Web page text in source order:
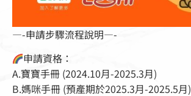
—-申請步驟流程說明—-
申請資格：
A.寶寶手冊 (2024.10月-2025.3月)
B.媽咪手冊 (預產期於2025.3月-2025.5月)